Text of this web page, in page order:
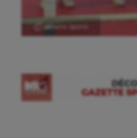
Ⓒ Gazette Sports